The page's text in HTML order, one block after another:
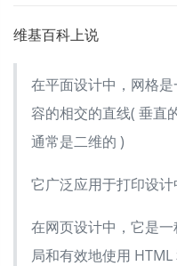
维基百科上说
在平面设计中，网格
容的相交的直线( 垂直
通常是二维的 )
它广泛应用于打印设
在网页设计中，它是
局和有效地使用 HTML